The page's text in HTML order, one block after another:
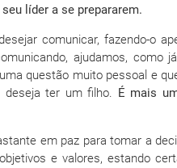
líder a se prepararem.
comunicar, fazendo-o
ajudamos,
questão muito pessoal e
deseja ter um filho. É mais
em paz para tomar a
e valores, estando